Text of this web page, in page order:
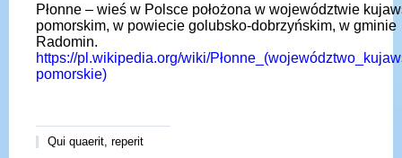
Płonne – wieś w Polsce położona w województwie
pomorskim, w powiecie golubsko-dobrzyńskim, w gminie
Radomin.
https://pl.wikipedia.org/wiki/
pomorskie)
Qui quaerit, reperit